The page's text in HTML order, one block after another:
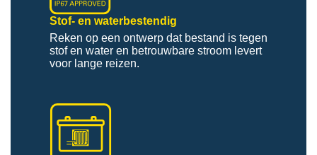
Stof- en waterbestendig
Reken op een ontwerp dat bestand is tegen
stof en water en betrouwbare stroom levert
voor lange reizen.